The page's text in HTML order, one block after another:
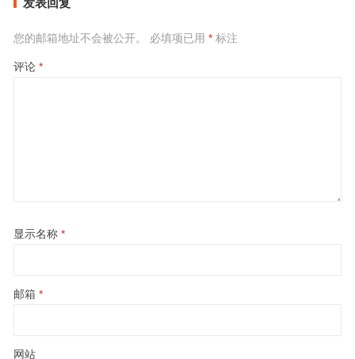
发表回复
您的邮箱地址不会被公开。 必填项已用 *标注
评论 *
显示名称 *
邮箱 *
网站